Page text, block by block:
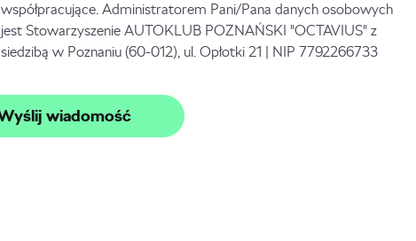
współpracujące. Administratorem Pani/Pana danych osobowych
jest Stowarzyszenie AUTOKLUB POZNAŃSKI "OCTAVIUS" z
siedzibą w Poznaniu (60-012), ul. Opłotki 21 | NIP 7792266733